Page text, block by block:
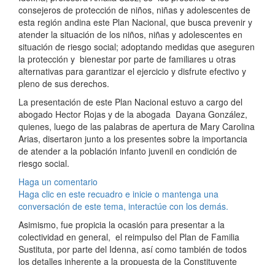
consejeros de protección de niños, niñas y adolescentes de
esta región andina este Plan Nacional, que busca prevenir y
atender la situación de los niños, niñas y adolescentes en
situación de riesgo social; adoptando medidas que aseguren
la protección y bienestar por parte de familiares u otras
alternativas para garantizar el ejercicio y disfrute efectivo y
pleno de sus derechos.
La presentación de este Plan Nacional estuvo a cargo del
abogado Hector Rojas y de la abogada Dayana González,
quienes, luego de las palabras de apertura de Mary Carolina
Arias, disertaron junto a los presentes sobre la importancia
de atender a la población infanto juvenil en condición de
riesgo social.
Haga un comentario
Haga clic en este recuadro e inicie o mantenga una
conversación de este tema, interactúe con los demás.
Asimismo, fue propicia la ocasión para presentar a la
colectividad en general, el reimpulso del Plan de Familia
Sustituta, por parte del Idenna, así como también de todos
los detalles inherente a la propuesta de la Constituyente